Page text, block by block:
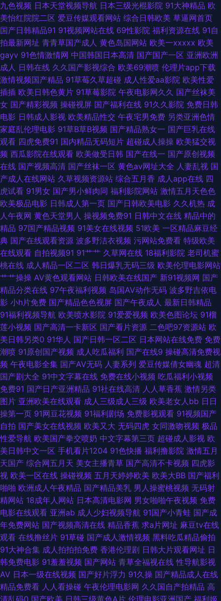
无码伦 蜜桃91在线 传媒视频网站 51社区精品视频 日本热情综合网址 玖玖偷
拍网 国产1区2区3区 91日韩区 天天干视频毛片 免费看草逼 国产吃瓜在线 91
学生妹 伪娘黑丝自慰 老湿机美女福利 豆花传媒91 91社中文字幕 五月香福利
网首頁 免费看片成人91 国产人妖ts 91五码 午夜福利站 欧美日爽爽 国产呦交
精品视频 97视频色色 亚洲97网 日本免费高清黄站 久久国产精品高潮 高清
AV无码 ab片免费观看 五月天资源站 男人国产精品自拍 国产黄色片 avtt五月
香 香蕉视频亚洲国产 欧美综合色 户外露出自慰 超碰99热香蕉 91老司机精品
天天干B网 蜜桃视频网 福利社瑟瑟 av男人天堂手机 综合另类x 日韩123区 免
费的av网站 后入影院 超碰在线搞99 超碰在桃 狼友av网站 国产盗拍色视频
97资源总站 69国产 91逼站 伊人91在线观看 色色一本岛色 老司机福院视频
国产精品久久AV 变态另类欧美 91狼友基地 亚洲黄色免费电影 日韩电影色色
欧美日韩国产成人 精品第9页 福利视频在线导航 99热最新网址 中文字幕色
色无码 少妇草草操 欧美天堂乱码 激情av自拍 福利微拍导航 超碰丁香 91作
爱 亚洲无码先锋 日本视频wwww 老湿浮力院 国产人妖网站 av瑟瑟影院 伊
人成人在线视频 日本熟女自慰 玖玖福利导航 国产青草网 白虎黑丝91 91久久
一 神马午夜激情 欧美国产开 国产福利在线 啊v在线 自慰视频在线观看 天天
干免费看 免费一卡二卡 九九一AV 国产不卡电影 超碰1931夫妻 91私密 午夜
剧院 日韩女优无码a 老湿影院色avv 国产在线xx 99热视 午夜剧场亚洲 日韩
羞羞网站 男女啪啪视频国产 精品导航 超碰96 91无毒精选探花 综合av另类
午夜激情综合网 日韩AV福利片 美女羞羞嗯啊网站 久久婷婷国产综合 国产91
传媒视频 TS人妖丝袜自慰 91亚洲精华 亚洲香蕉成人av 日韩福利 免费18色
情91 国产性爱区一区 成人九一 超碰2025 97情趣 91熟女视频口 伊人色导航
午夜草AV 日日夜夜激情色区 青娱乐最新地址 六月天婷婷 国产不卡在线一区
av超碰人人操 91大神3p 亚洲日韩aa无码 无码欧洲三区 日本天堂网 欧美精
九色视频 日本天堂视频导航 日本三级光棍影院 91大神精品 欧
美怡红院院二区 爱豆传媒观看网站 综合日韩欧美 草逼网首页
国产日韩精品91 91视频网站在线 69性影院 福利资源在线 91自
拍最新网址 青青草国产成人 黄色岛国网站 欧美一xxxxx 欧美
gayv 91色情激情网 中国韩国日本高清 国产国产一区 亚洲欧洲
成人 日韩在线 久久国产影视综合 欧美69潮喷 伦理片app下载
激情视频国产精品 91草莓久草超碰 成人性爱aa影院 欧美性爱
插插 欧美日韩色黄片 91草莓影院 午夜电影网久久 国产丝袜美
女 国产精彩视频 操碰视屏 国产福利在线 91久久影院 免费日韩
电影 日韩成人影视 欧美精品性交 午夜宅男免费 另类亚洲色情
家庭乱伦理电影 91草B草B视频 国产精品熟女一 国产巨乳在线
观看 四虎免费91 国内精品无码短片 超碰成人操操 欧美猛交视
频 西瓜影院在线观看 欧美做受日韩 国产在线一 国产原创视频
在线 国产视频高清 国产丝袜一区 黄色av网址大全 人妻乱视 国
产成人在线网站 久草视频资源站 综合五月香 成人app在线 四
虎试看 91男女 国产男小鲜肉同 福利影院网站 激情五月天色色
欧美极品电影 日韩成人第一页 国产日韩欧美电影 久久机热 成
人午夜网 黄色天堂男人 操视频免费91 日韩中文在线 精品中的
精品 97国产精品视频 91美女在线视频 51欧美 一区精品麻豆经
典 国产在线观看资源 波多野洁衣视频 污网站免费看 特级欧美
在线观看 自拍视频91 91艹艹 久草网在线 18福利影院 老司机蜜
桃在线 成人精品一区二区 韩日爆乳无码三级 欧美伦理电影网站
艹艹操操 AV黄色观看网站 日韩欧美在线国产 新91视频网 国产
精品分类在线 97午夜福利视频 岛国AV动作无码 波多野吉依电
影 小h片免费 国产精品色色视屏 国产午夜成人 最新日韩精品
91福利视频导航 欧美喷水影院 91爱爱视频 欧美色图论坛 91榴
莲小视频 国产高清一卡新区 国产看片资源 二色吧97资源站 欧
美日韩另类0 91华人 国产日韩一区二区 日本网站在线免费 免费
潮喷 91原创国产视频 成人吃瓜福利 国产在线9 操碰高清免费视
频 午夜电影全集 国产AV无码 人妻系列 爱豆传媒倩女幽魂 超清
国产剧大全 91中文字幕在线 免费在线小视频 吃瓜福利小视频
免费91 国产日产亚洲精品 91社在线高清 人人草香蕉 激情另类
图片 亚洲欧美在线观看 成人三级成人三级 欧美老女人bb 日日
操第一页 91网豆花视频 91福利剧场 免费影视观看 91视频国产
自拍 国产美女在线视频 欧美又大 无码四虎 女同激吻视频 极品
性爱导航 欧美国产拳交喷奶 中文字幕第三页 超碰成人影视 欧
美日韩中文一区 手机看片1204 91色快播 福利撸影院 激情五月
天国产 综合网五月天 美女主播青草 国产高清不卡视频 四虎影
视 欧美一区在线 操碰视频 五月天婷婷欧美 欧美大BB 国产福利
啪啪 欧洲成人午夜精品 国产精品美乳 男人操蜜桃视频 无码射
精网站 18成年人网站 日本高清电影网 男女啪啪午夜视频 免费
电影在线观看 亚洲ab 成人少妇视频导航 91国产小青蛙 国产成
年免费网站 国产视频高清在线 精品香蕉 求a片网址 麻豆tv在线
观看 在线撸丝片 91草碰 国产成人激情视频 黑料吃瓜精品偷拍
91大神合集 成人拍拍拍免费 香港伦理剧 日韩大片观看网址 日
韩免费电影 91羞羞视频 国产网站 青草全福视在线 性导航影视
AV 日本一级在线视频 国产好片浮力 91久操 国产精品成人在线
精品免费看 人人看操碰 午夜伦理电影网 久久国自产拍精品 高
清乱码0 国产欧美 日韩三级黄色A片 伦理电影亚洲国产 福利姬